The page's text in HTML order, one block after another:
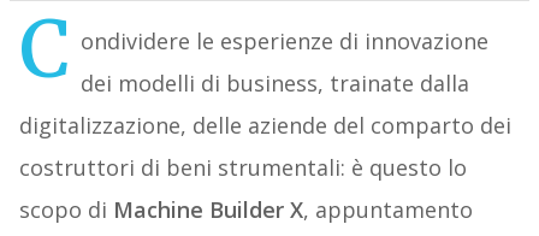
C ondividere le esperienze di innovazione
dei modelli di business, trainate dalla
digitalizzazione, delle aziende del comparto dei
costruttori di beni strumentali: è questo lo
scopo di Machine Builder X, appuntamento